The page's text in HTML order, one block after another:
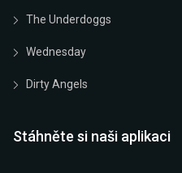
The Underdoggs
Wednesday
Dirty Angels
Stáhněte si naši aplikaci